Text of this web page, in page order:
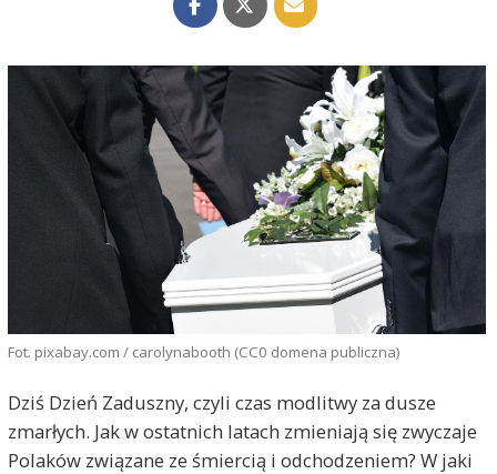
Fot. pixabay.com / carolynabooth (CC0 domena publiczna)
Dziś Dzień Zaduszny, czyli czas modlitwy za dusze
zmarłych. Jak w ostatnich latach zmieniają się zwyczaje
Polaków związane ze śmiercią i odchodzeniem? W jaki